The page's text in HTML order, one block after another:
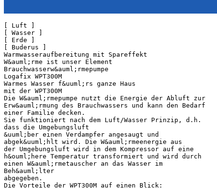
[ Luft ]
[ Wasser ]
[ Erde ]
[ Buderus ]
Warmwasseraufbereitung mit Spareffekt
W&auml;rme ist unser Element
Brauchwasserw&auml;rmepumpe
Logafix WPT300M
Warmes Wasser f&uuml;rs ganze Haus
mit der WPT300M
Die W&auml;rmepumpe nutzt die Energie der Abluft zur
Erw&auml;rmung des Brauchwassers und kann den Bedarf
einer Familie decken.
Sie funktioniert nach dem Luft/Wasser Prinzip, d.h.
dass die Umgebungsluft
&uuml;ber einen Verdampfer angesaugt und
abgek&uuml;hlt wird. Die W&auml;rmeenergie aus
der Umgebungsluft wird in dem Kompressor auf eine
h&ouml;here Temperatur transformiert und wird durch
einen W&auml;rmetauscher an das Wasser im
Beh&auml;lter
abgegeben.
Die Vorteile der WPT300M auf einen Blick: